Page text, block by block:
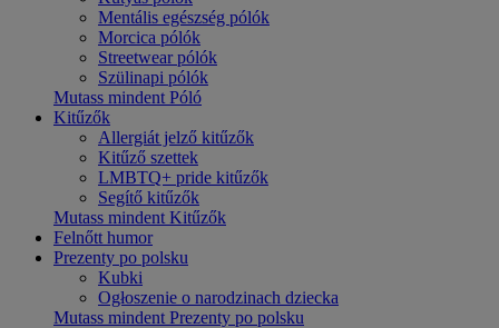
Mentális egészség pólók
Morcica pólók
Streetwear pólók
Szülinapi pólók
Mutass mindent Póló
Kitűzők
Allergiát jelző kitűzők
Kitűző szettek
LMBTQ+ pride kitűzők
Segítő kitűzők
Mutass mindent Kitűzők
Felnőtt humor
Prezenty po polsku
Kubki
Ogłoszenie o narodzinach dziecka
Mutass mindent Prezenty po polsku